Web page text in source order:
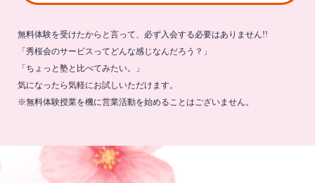
無料体験を受けたからと言って、必ず入会する必要はありません!!
「秀桜会のサービスってどんな感じなんだろう？」
「ちょっと塾と比べてみたい。」
気になったら気軽にお試しいただけます。
※無料体験授業を機に営業活動を始めることはございません。